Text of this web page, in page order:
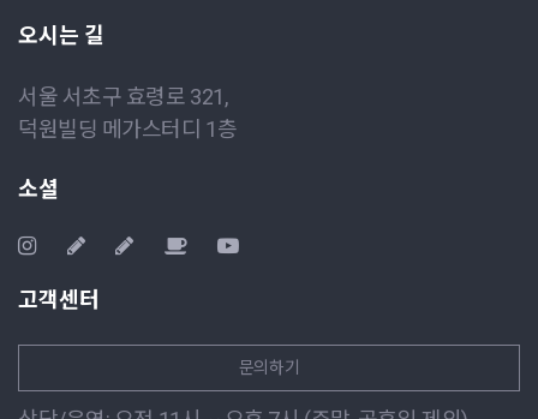
오시는 길
서울 서초구 효령로 321,
덕원빌딩 메가스터디 1층
소셜
고객센터
문의하기